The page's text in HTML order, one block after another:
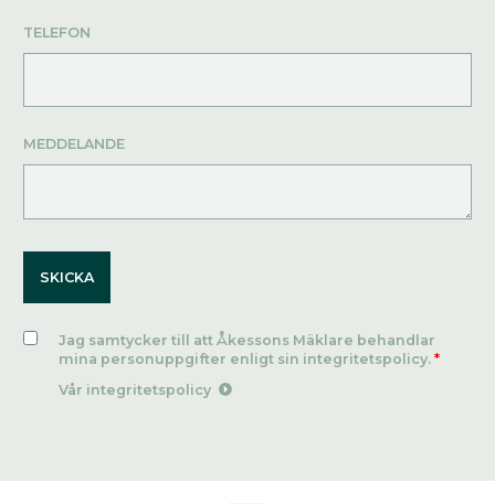
TELEFON
MEDDELANDE
Jag samtycker till att Åkessons Mäklare behandlar
mina personuppgifter enligt sin integritetspolicy.*
Vår integritetspolicy